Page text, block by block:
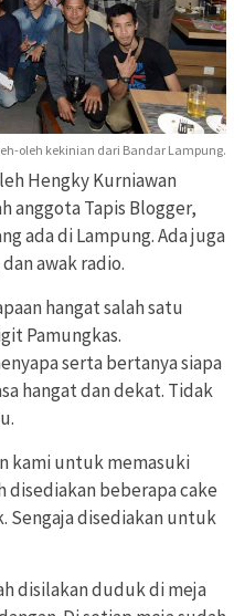
oleh kekinian dari Bandar Lampung.
Hengky Kurniawan
anggota Tapis Blogger,
ada di Lampung. Ada juga
awak radio.
hangat salah satu
Pamungkas.
serta bertanya siapa
hangat dan dekat. Tidak
kami untuk memasuki
disediakan beberapa cake
Sengaja disediakan untuk
disilakan duduk di meja